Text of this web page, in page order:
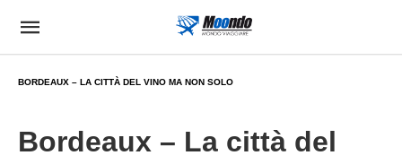
BORDEAUX – LA CITTÀ DEL VINO MA NON SOLO
Bordeaux – La città del